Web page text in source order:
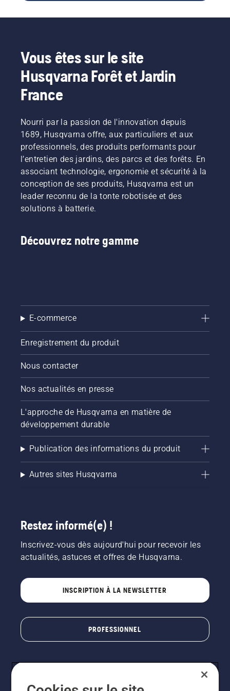
plus
interruption.
pour les
proposons
désormais
à nos
nos
machines
batterie
en les
louant
via des
cabanes
à outils
« Tools
for You »
chez
Vous êtes sur le site
Husqvarna Forêt et Jardin
France
Nourri par la passion de l'innovation depuis
1689, Husqvarna offre, aux particuliers et aux
professionnels, des produits performants pour
l’entretien des jardins, des parcs et des forêts. En
associant technologie, ergonomie et sécurité à la
conception de ses produits, Husqvarna est un
leader reconnu de la tonte robotisée et des
solutions à batterie.
Découvrez notre gamme
E-commerce
Enregistrement du produit
Nous contacter
Nos actualités en presse
L'approche de Husqvarna en matière de
développement durable
Publication des informations du produit
Autres sites Husqvarna
Restez informé(e) !
Inscrivez-vous dès aujourd'hui pour recevoir les
actualités, astuces et offres de Husqvarna.
INSCRIPTION À LA NEWSLETTER
PROFESSIONNEL